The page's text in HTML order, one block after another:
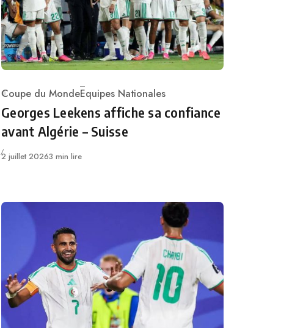
Category
Coupe du MondeEquipes Nationales
Georges Leekens affiche sa confiance
avant Algérie – Suisse
Publié
2 juillet 20263 min lire